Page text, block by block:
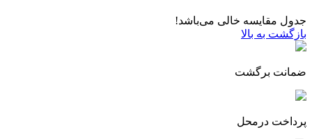
جدول مقایسه خالی می‌باشد!
بازگشت به بالا
ضمانت برگشت
پرداخت درمحل